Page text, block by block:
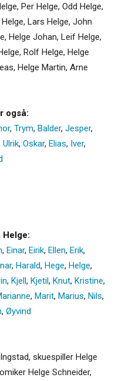
Per Helge, Odd Helge,
Lars Helge, John
Helge Johan, Leif Helge,
Rolf Helge, Helge
Helge Martin, Arne
også:
, Trym, Balder, Jesper,
Ulrik, Oskar, Elias, Iver,
Helge:
, Einar, Eirik, Ellen, Erik,
, Harald, Hege, Helge,
, Kjell, Kjetil, Knut, Kristine,
, Marit, Marius, Nils,
, Øyvind
skuespiller Helge
Helge Schneider,